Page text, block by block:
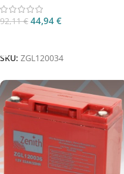
ZGL120034
92,11€ 44,94 €
SKU: ZGL120034